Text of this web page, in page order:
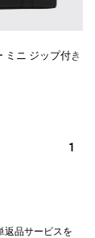
ラップ付きトート
ミニ ジップ付き
1
返品サービスを